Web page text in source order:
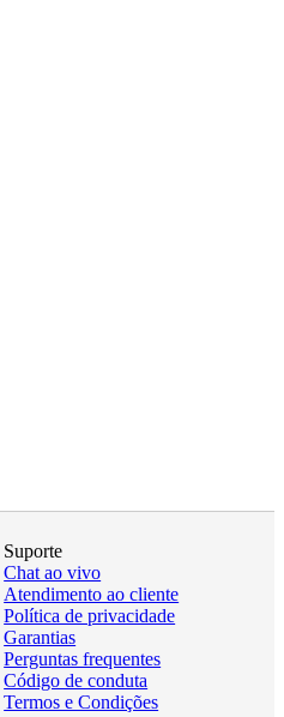
Suporte
Chat ao vivo
Atendimento ao cliente
Política de privacidade
Garantias
Perguntas frequentes
Código de conduta
Termos e Condições